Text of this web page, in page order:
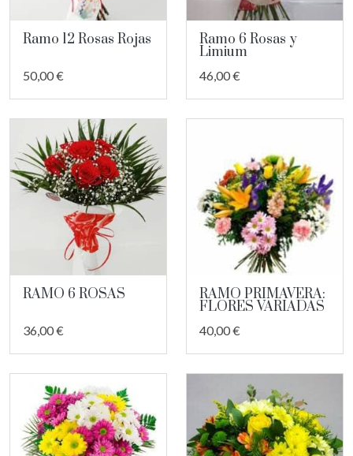
Ramo 12 Rosas Rojas
50,00 €
Ramo 6 Rosas y
Limium
46,00 €
RAMO 6 ROSAS
36,00 €
RAMO PRIMAVERA:
FLORES VARIADAS
40,00 €